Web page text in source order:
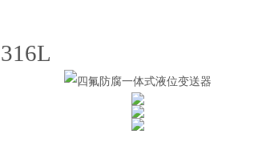
316L